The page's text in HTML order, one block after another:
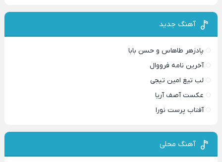
آهنگ جدید
پادزهر طاهاس و حسن بابا
آخرین نامه فرووال
لب تیغ امین تیجی
عکست آصف آریا
آفتاب پرست نورا
آهنگ محلی